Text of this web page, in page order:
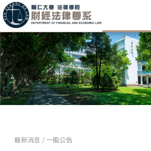
最新消息 / 一般公告